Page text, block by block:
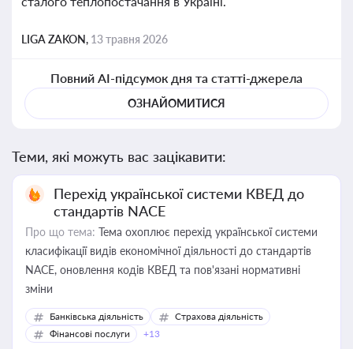
LIGA ZAKON, 13 травня 2026
Повний AI-підсумок дня та статті-джерела
ОЗНАЙОМИТИСЯ
Теми, які можуть вас зацікавити:
Перехід української системи КВЕД до
стандартів NACE
Про що тема: Тема охоплює перехід української системи
класифікації видів економічної діяльності до стандартів
NACE, оновлення кодів КВЕД та пов'язані нормативні
зміни
Банківська діяльність
Страхова діяльність
Фінансові послуги
+13